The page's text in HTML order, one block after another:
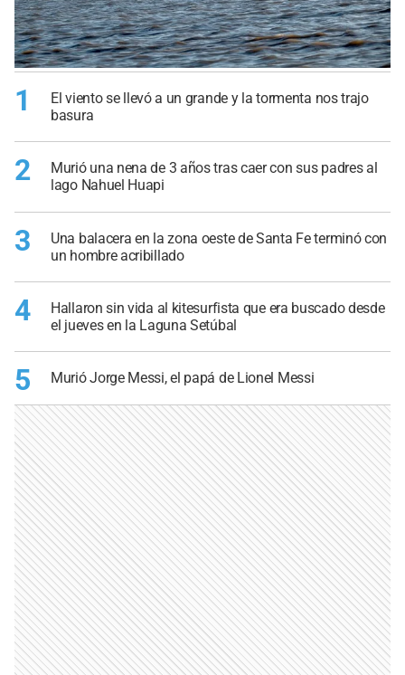
1
El viento se llevó a un grande y la tormenta nos trajo
basura
2
Murió una nena de 3 años tras caer con sus padres al
lago Nahuel Huapi
3
Una balacera en la zona oeste de Santa Fe terminó con
un hombre acribillado
4
Hallaron sin vida al kitesurfista que era buscado desde
el jueves en la Laguna Setúbal
5 Murió Jorge Messi, el papá de Lionel Messi